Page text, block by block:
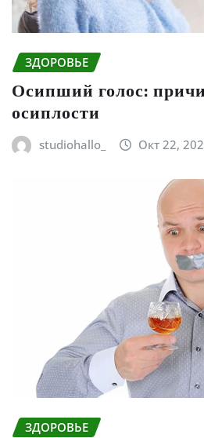
ЗДОРОВЬЕ
Осипший голос:
осиплости
studiohallo_ Окт 22,
ЗДОРОВЬЕ